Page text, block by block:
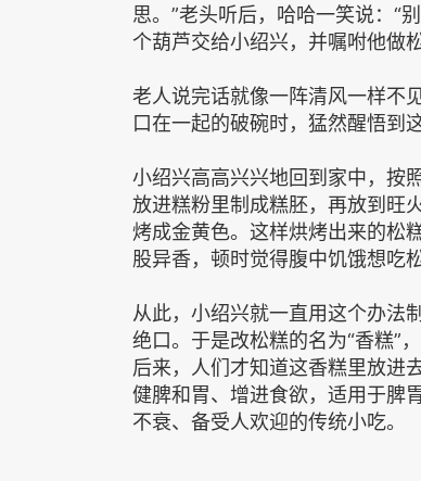
思。”老头听后，哈哈一笑说：“
个葫芦交给小绍兴，并嘱咐他做
老人说完话就像一阵清风一样不
口在一起的破碗时，猛然醒悟到
小绍兴高高兴兴地回到家中，按
放进糕粉里制成糕胚，再放到旺
烤成金黄色。这样烘烤出来的松
股异香，顿时觉得腹中饥饿想吃
从此，小绍兴就一直用这个办法
绝口。于是改松糕的名为“香糕”
后来，人们才知道这香糕里放进
健脾和胃、增进食欲，适用于脾
不衰、备受人欢迎的传统小吃。